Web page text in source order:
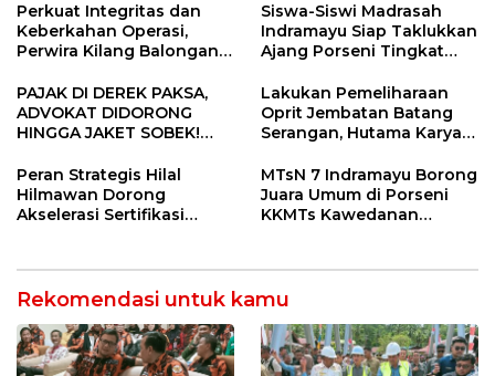
Perkuat Integritas dan
Keberkahan Operasi,
Perwira Kilang Balongan
Siswa-Siswi Madrasah
Indramayu Siap Taklukkan
Ajang Porseni Tingkat
PAJAK DI DEREK PAKSA,
ADVOKAT DIDORONG
HINGGA JAKET SOBEK!
Ngamuk Kepung Polresta
Pekanbaru!
Lakukan Pemeliharaan
Oprit Jembatan Batang
Serangan, Hutama Karya
55 Tol Binjai–Langsa
Peran Strategis Hilal
Hilmawan Dorong
Akselerasi Sertifikasi
Indramayu
MTsN 7 Indramayu Borong
Juara Umum di Porseni
KKMTs Kawedanan
Rekomendasi untuk kamu